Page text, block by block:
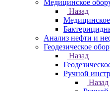
Медицинское
Назад
Анализ нефти и
Геодезическое
Назад
Ручной
Назад